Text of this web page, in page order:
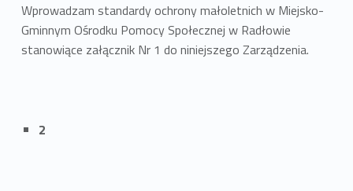
Wprowadzam standardy ochrony małoletnich w Miejsko-
Gminnym Ośrodku Pomocy Społecznej w Radłowie
stanowiące załącznik Nr 1 do niniejszego Zarządzenia.
2